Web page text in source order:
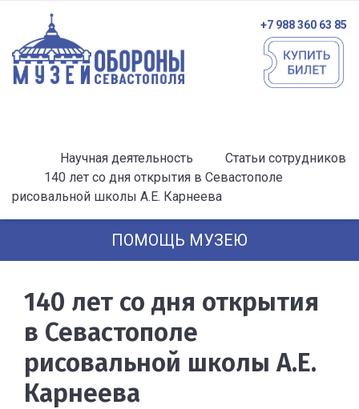
+7 988 360 63 85
Научная деятельность
Статьи сотрудников
140 лет со дня открытия в Севастополе
рисовальной школы А.Е. Карнеева
ПОМОЩЬ МУЗЕЮ
140 лет со дня открытия
в Севастополе
рисовальной школы А.Е.
Карнеева